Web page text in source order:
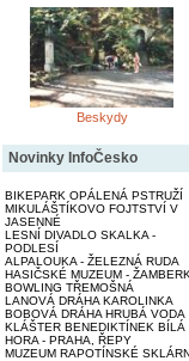
Beskydy
Novinky InfoČesko
BIKEPARK OPÁLENÁ PSTRUŽÍ
MIKULÁŠTÍKOVO FOJTSTVÍ V
JASENNÉ
LESNÍ DIVADLO SKALKA -
PODLESÍ
ALPALOUKA - ŽELEZNÁ RUDA
HASIČSKÉ MUZEUM - ŽAMBERK
BOWLING TŘEMOŠNÁ
LANOVÁ DRÁHA KAROLINKA
BOBOVÁ DRÁHA HRUBÁ VODA
KLÁŠTER BENEDIKTÍNEK BÍLÁ
HORA - PRAHA, ŘEPY
MUZEUM RAPOTÍNSKÉ